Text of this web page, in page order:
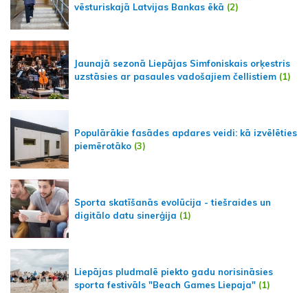
vēsturiskajā Latvijas Bankas ēkā (2)
Jaunajā sezonā Liepājas Simfoniskais orķestris
uzstāsies ar pasaules vadošajiem čellistiem (1)
Populārākie fasādes apdares veidi: kā izvēlēties
piemērotāko (3)
Sporta skatīšanās evolūcija - tiešraides un
digitālo datu sinerģija (1)
Liepājas pludmalē piekto gadu norisināsies
sporta festivāls "Beach Games Liepaja" (1)